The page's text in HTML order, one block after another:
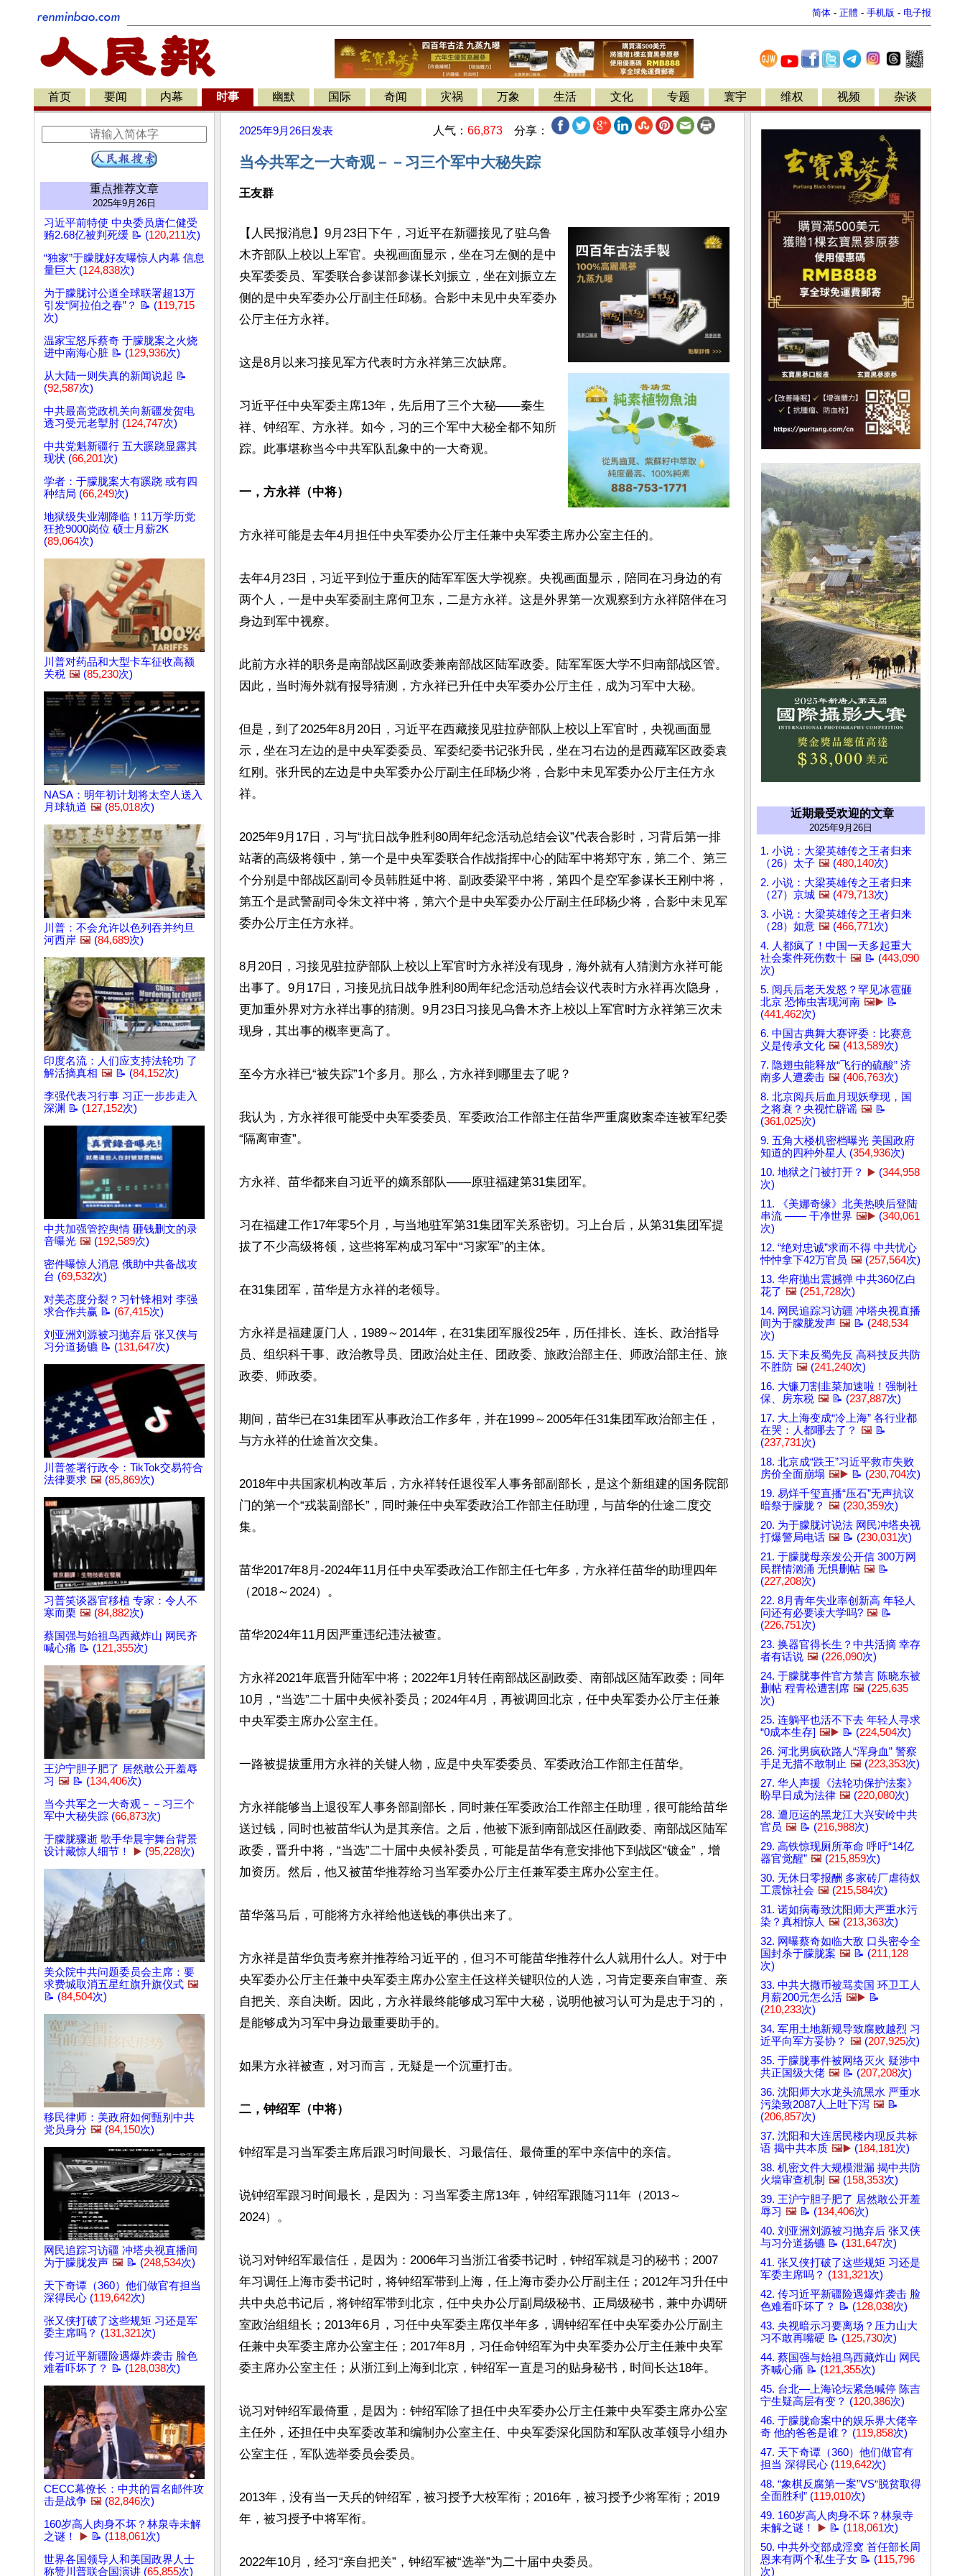
简体 - 正體 - 手机版 - 电子报
首页 要闻 内幕 时事 幽默 国际 奇闻 灾祸 万象 生活 文化 专题 寰宇 维权 视频 杂谈
重点推荐文章
2025年9月26日
习近平前特使 中央委员唐仁健受
贿2.68亿被判死缓 📝 (120,211次)
“独家”于朦胧好友曝惊人内幕 信息
量巨大 (124,838次)
为于朦胧讨公道全球联署超13万
引发“阿拉伯之春”？ 📝 (119,715
次)
温家宝怒斥蔡奇 于朦胧案之火烧
进中南海心脏 📝 (129,936次)
从大陆一则失真的新闻说起 📝
(92,587次)
中共最高党政机关向新疆发贺电
透习受元老掣肘 (124,747次)
中共党魁新疆行 五大蹊跷显露其
现状 (66,201次)
学者：于朦胧案大有蹊跷 或有四
种结局 (66,249次)
地狱级失业潮降临！11万学历党
狂抢9000岗位 硕士月薪2K
(89,064次)
川普对药品和大型卡车征收高额
关税 🖼️ (85,230次)
NASA：明年初计划将太空人送入
月球轨道 🖼️ (85,018次)
川普：不会允许以色列吞并约旦
河西岸 🖼️ (84,689次)
印度名流：人们应支持法轮功 了
解活摘真相 🖼️ 📝 (84,152次)
李强代表习行事 习正一步步走入
深渊 📝 (127,152次)
中共加强管控舆情 砸钱删文的录
音曝光 🖼️ (192,589次)
密件曝惊人消息 俄助中共备战攻
台 (69,532次)
对美态度分裂？习针锋相对 李强
求合作共赢 📝 (67,415次)
刘亚洲刘源被习抛弃后 张又侠与
习分道扬镳 📝 (131,647次)
川普签署行政令：TikTok交易符合
法律要求 🖼️ (85,869次)
习普笑谈器官移植 专家：令人不
寒而栗 🖼️ (84,882次)
蔡国强与始祖鸟西藏炸山 网民齐
喊心痛 📝 (121,355次)
王沪宁胆子肥了 居然敢公开羞辱
习 🖼️ 📝 (134,406次)
当今共军之一大奇观－－习三个
军中大秘失踪 (66,873次)
于朦胧骤逝 歌手华晨宇舞台背景
设计藏惊人细节！
▶️ (95,228次)
美众院中共问题委员会主席：要
求费城取消五星红旗升旗仪式 🖼️
📝 (84,504次)
移民律师：美政府如何甄别中共
党员身分 🖼️ (84,150次)
网民追踪习访疆 冲塔央视直播间
为于朦胧发声 🖼️ 📝 (248,534次)
天下奇谭（360）他们做官有担当
深得民心 (119,642次)
张又侠打破了这些规矩 习还是军
委主席吗？ (131,321次)
传习近平新疆险遇爆炸袭击 脸色
难看吓坏了？ 📝 (128,038次)
CECC幕僚长：中共的冒名邮件攻
击是战争 🖼️ (82,846次)
160岁高人肉身不坏？林泉寺未解
之谜！
▶️ 📝 (118,061次)
世界各国领导人和美国政界人士
称赞川普联合国演讲 (65,855次)
2025年9月26日 发表 人气： 66,873 分享：
当今共军之一大奇观－－习三个军中大秘失踪
王友群
【人民报消息】9月23日下午，习近平在新疆接见了驻乌鲁
木齐部队上校以上军官。央视画面显示，坐在习左侧的是中
央军委委员、军委联合参谋部参谋长刘振立，坐在刘振立左
侧的是中央军委办公厅副主任邱杨。合影中未见中央军委办
公厅主任方永祥。
这是8月以来习接见军方代表时方永祥第三次缺席。
习近平任中央军委主席13年，先后用了三个大秘——秦生
祥、钟绍军、方永祥。如今，习的三个军中大秘全都不知所
踪。此事堪称当今中共军队乱象中的一大奇观。
一，方永祥（中将）
方永祥可能是去年4月担任中央军委办公厅主任兼中央军委主席办公室主任的。
去年4月23日，习近平到位于重庆的陆军军医大学视察。央视画面显示，陪同在习身边的有
两个人，一是中央军委副主席何卫东，二是方永祥。这是外界第一次观察到方永祥陪伴在习
身边到军中视察。
此前方永祥的职务是南部战区副政委兼南部战区陆军政委。陆军军医大学不归南部战区管。
因此，当时海外就有报导猜测，方永祥已升任中央军委办公厅主任，成为习军中大秘。
但是，到了2025年8月20日，习近平在西藏接见驻拉萨部队上校以上军官时，央视画面显
示，坐在习左边的是中央军委委员、军委纪委书记张升民，坐在习右边的是西藏军区政委袁
红刚。张升民的左边是中央军委办公厅副主任邱杨少将，合影中未见军委办公厅主任方永
祥。
2025年9月17日，习与“抗日战争胜利80周年纪念活动总结会议”代表合影时，习背后第一排
站著的高级将领中，第一个是中央军委联合作战指挥中心的陆军中将郑守东，第二个、第三
个分别是中部战区副司令员韩胜延中将、副政委梁平中将，第四个是空军参谋长王刚中将，
第五个是武警副司令朱文祥中将，第六个是中央军委办公厅副主任邱杨少将，合影中未见军
委办公厅主任方永祥。
8月20日，习接见驻拉萨部队上校以上军官时方永祥没有现身，海外就有人猜测方永祥可能
出事了。9月17日，习接见抗日战争胜利80周年纪念活动总结会议代表时方永祥再次隐身，
更加重外界对方永祥出事的猜测。9月23日习接见乌鲁木齐上校以上军官时方永祥第三次未
现身，其出事的概率更高了。
至今方永祥已“被失踪”1个多月。那么，方永祥到哪里去了呢？
我认为，方永祥很可能受中央军委委员、军委政治工作部主任苗华严重腐败案牵连被军纪委
“隔离审查”。
方永祥、苗华都来自习近平的嫡系部队——原驻福建第31集团军。
习在福建工作17年零5个月，与当地驻军第31集团军关系密切。习上台后，从第31集团军提
拔了不少高级将领，这些将军构成习军中“习家军”的主体。
在31集团军，苗华是方永祥的老领导。
方永祥是福建厦门人，1989～2014年，在31集团军服役25年，历任排长、连长、政治指导
员、组织科干事、政治教导员、团政治处主任、团政委、旅政治部主任、师政治部主任、旅
政委、师政委。
期间，苗华已在31集团军从事政治工作多年，并在1999～2005年任31集团军政治部主任，
与方永祥的仕途首次交集。
2018年中共国家机构改革后，方永祥转任退役军人事务部副部长，是这个新组建的国务院部
门的第一个“戎装副部长”，同时兼任中央军委政治工作部主任助理，与苗华的仕途二度交
集。
苗华2017年8月-2024年11月任中央军委政治工作部主任七年多，方永祥任苗华的助理四年
（2018～2024）。
苗华2024年11月因严重违纪违法被查。
方永祥2021年底晋升陆军中将；2022年1月转任南部战区副政委、南部战区陆军政委；同年
10月，“当选”二十届中央候补委员；2024年4月，再被调回北京，任中央军委办公厅主任兼
中央军委主席办公室主任。
一路被提拔重用方永祥的关键人物，应是中央军委委员、军委政治工作部主任苗华。
方永祥能够当上退役军人事务部副部长，同时兼任军委政治工作部主任助理，很可能给苗华
送过钱，同时也被苗华认为是其亲信。之后，他被下派到南部战区任副政委、南部战区陆军
政委，晋升中将，“当选”二十届中央候补委员，可能是苗华有意安排他下到战区“镀金”，增
加资历。然后，他又被苗华推荐给习当军委办公厅主任兼军委主席办公室主任。
苗华落马后，可能将方永祥给他送钱的事供出来了。
方永祥是苗华负责考察并推荐给习近平的，但习不可能苗华推荐什么人就用什么人。对于中
央军委办公厅主任兼中央军委主席办公室主任这样关键职位的人选，习肯定要亲自审查、亲
自把关、亲自决断。因此，方永祥最终能够成习军中大秘，说明他被习认可为是忠于习的，
是能够成为习军中身边最重要助手的。
如果方永祥被查，对习而言，无疑是一个沉重打击。
二，钟绍军（中将）
钟绍军是习当军委主席后跟习时间最长、习最信任、最倚重的军中亲信中的亲信。
说钟绍军跟习时间最长，是因为：习当军委主席13年，钟绍军跟随习11年（2013～
2024）。
说习对钟绍军最信任，是因为：2006年习当浙江省委书记时，钟绍军就是习的秘书；2007
年习调任上海市委书记时，将钟绍军带到上海，任上海市委办公厅副主任；2012年习升任中
共中央总书记后，将钟绍军带到北京，任中央办公厅副局级秘书、正局级秘书，兼中办调研
室政治组组长；2013年6月，习任中央军委主席仅半年多，调钟绍军任中央军委办公厅副主
任兼中央军委主席办公室主任；2017年8月，习任命钟绍军为中央军委办公厅主任兼中央军
委主席办公室主任；从浙江到上海到北京，钟绍军一直是习的贴身秘书，时间长达18年。
说习对钟绍军最倚重，是因为：钟绍军除了担任中央军委办公厅主任兼中央军委主席办公室
主任外，还担任中央军委改革和编制办公室主任、中央军委深化国防和军队改革领导小组办
公室主任，军队选举委员会委员。
2013年，没有当一天兵的钟绍军，被习授予大校军衔；2016年，被习授予少将军衔；2019
年，被习授予中将军衔。
2022年10月，经习“亲自把关”，钟绍军被“选举”为二十届中央委员。
近期最受欢迎的文章
2025年9月26日
1. 小说：大梁英雄传之王者归来
（26）太子 🖼️ (480,140次)
2. 小说：大梁英雄传之王者归来
（27）京城 🖼️ (479,713次)
3. 小说：大梁英雄传之王者归来
（28）如意 🖼️ (466,771次)
4. 人都疯了！中国一天多起重大
社会案件死伤数十 🖼️ 📝 (443,090
次)
5. 阅兵后老天发怒？罕见冰雹砸
北京 恐怖虫害现河南 🖼️▶️ 📝
(441,462次)
6. 中国古典舞大赛评委：比赛意
义是传承文化 🖼️ (413,589次)
7. 隐翅虫能释放“飞行的硫酸” 济
南多人遭袭击 🖼️ (406,763次)
8. 北京阅兵后血月现妖孽现，国
之将衰？央视忙辟谣 🖼️ 📝
(361,025次)
9. 五角大楼机密档曝光 美国政府
知道的四种外星人 (354,936次)
10. 地狱之门被打开？
▶️ (344,958
次)
11. 《美娜奇缘》北美热映后登陆
串流 —— 干净世界 🖼️▶️ (340,061
次)
12. “绝对忠诚”求而不得 中共忧心
忡忡拿下42万官员 🖼️ (257,564次)
13. 华府抛出震撼弹 中共360亿白
花了 🖼️ (251,728次)
14. 网民追踪习访疆 冲塔央视直播
间为于朦胧发声 🖼️ 📝 (248,534
次)
15. 天下未反蜀先反 高科技反共防
不胜防 🖼️ (241,240次)
16. 大镰刀割韭菜加速啦！强制社
保、房东税 🖼️ 📝 (237,887次)
17. 大上海变成“冷上海” 各行业都
在哭：人都哪去了？ 🖼️ 📝
(237,731次)
18. 北京成“跌王”习近平救市失败
房价全面崩塌 🖼️▶️ 📝 (230,704次)
19. 易烊千玺直播“压石”无声抗议
暗祭于朦胧？ 🖼️ (230,359次)
20. 为于朦胧讨说法 网民冲塔央视
打爆警局电话 🖼️ 📝 (230,031次)
21. 于朦胧母亲发公开信 300万网
民群情汹涌 无惧删帖 🖼️ 📝
(227,208次)
22. 8月青年失业率创新高 年轻人
问还有必要读大学吗? 🖼️ 📝
(226,751次)
23. 换器官得长生？中共活摘 幸存
者有话说 🖼️ (226,090次)
24. 于朦胧事件官方禁言 陈晓东被
删帖 程青松遭割席 🖼️ (225,635
次)
25. 连躺平也活不下去 年轻人寻求
“0成本生存] 🖼️▶️ 📝 (224,504次)
26. 河北男疯砍路人“浑身血” 警察
手足无措不敢制止 🖼️ (223,353次)
27. 华人声援《法轮功保护法案》
盼早日成为法律 🖼️ (220,080次)
28. 遭厄运的黑龙江大兴安岭中共
官员 🖼️ 📝 (216,988次)
29. 高铁惊现厕所革命 呼吁“14亿
器官觉醒” 🖼️ (215,859次)
30. 无休日零报酬 多家砖厂虐待奴
工震惊社会 🖼️ (215,584次)
31. 诺如病毒致沈阳师大严重水污
染？真相惊人 🖼️ (213,363次)
32. 网曝蔡奇如临大敌 口头密令全
国封杀于朦胧案 🖼️ 📝 (211,128
次)
33. 中共大撒币被骂卖国 环卫工人
月薪200元怎么活 🖼️▶️ 📝
(210,233次)
34. 军用土地新规导致腐败越烈 习
近平向军方妥协？ 🖼️ (207,925次)
35. 于朦胧事件被网络灭火 疑涉中
共正国级大佬 🖼️ 📝 (207,208次)
36. 沈阳师大水龙头流黑水 严重水
污染致2087人上吐下泻 🖼️ 📝
(206,857次)
37. 沈阳和大连居民楼内现反共标
语 揭中共本质 🖼️▶️ (184,181次)
38. 机密文件大规模泄漏 揭中共防
火墙审查机制 🖼️ (158,353次)
39. 王沪宁胆子肥了 居然敢公开羞
辱习 🖼️ 📝 (134,406次)
40. 刘亚洲刘源被习抛弃后 张又侠
与习分道扬镳 📝 (131,647次)
41. 张又侠打破了这些规矩 习还是
军委主席吗？ (131,321次)
42. 传习近平新疆险遇爆炸袭击 脸
色难看吓坏了？ 📝 (128,038次)
43. 央视暗示习要离场？压力山大
习不敢再嘴硬 📝 (125,730次)
44. 蔡国强与始祖鸟西藏炸山 网民
齐喊心痛 📝 (121,355次)
45. 台北—上海论坛紧急喊停 陈吉
宁生疑高层有变？ (120,386次)
46. 于朦胧命案中的娱乐界大佬辛
奇 他的爸爸是谁？ (119,858次)
47. 天下奇谭（360）他们做官有
担当 深得民心 (119,642次)
48. “象棋反腐第一案”VS“脱贫取得
全面胜利” (119,010次)
49. 160岁高人肉身不坏？林泉寺
未解之谜！
▶️ 📝 (118,061次)
50. 中共外交部成淫窝 首任部长周
恩来有两个私生子女 📝 (115,796
次)